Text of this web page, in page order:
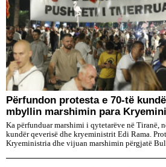
Përfundon protesta e 70-të
mbyllin marshimin para
Ka përfunduar marshimi i qytetarëve në Tiranë,
kundër qeverisë dhe kryeministrit Edi Rama.
Kryeministria dhe vijuan marshimin përgjatë